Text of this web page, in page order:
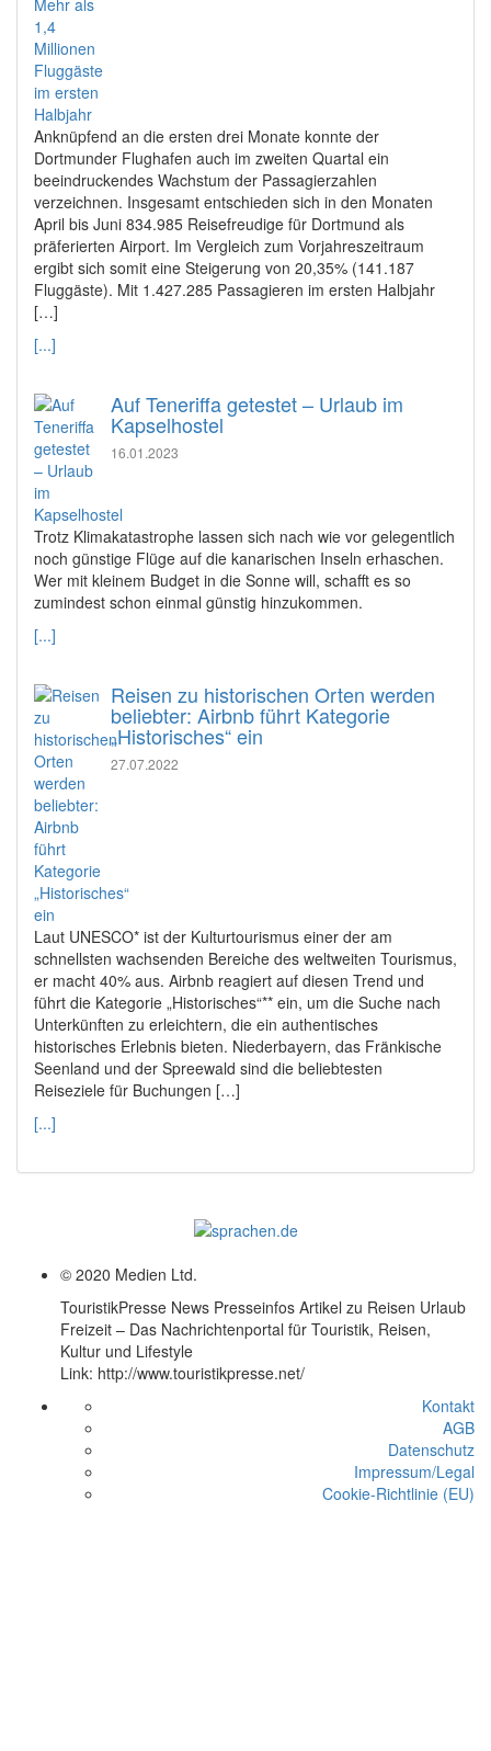
Anknüpfend an die ersten drei Monate konnte der
Dortmunder Flughafen auch im zweiten Quartal ein
beeindruckendes Wachstum der Passagierzahlen
verzeichnen. Insgesamt entschieden sich in den Monaten
April bis Juni 834.985 Reisefreudige für Dortmund als
präferierten Airport. Im Vergleich zum Vorjahreszeitraum
ergibt sich somit eine Steigerung von 20,35% (141.187
Fluggäste). Mit 1.427.285 Passagieren im ersten Halbjahr
[…]
[...]
Auf Teneriffa getestet – Urlaub im
Kapselhostel
16.01.2023
Trotz Klimakatastrophe lassen sich nach wie vor gelegentlich
noch günstige Flüge auf die kanarischen Inseln erhaschen.
Wer mit kleinem Budget in die Sonne will, schafft es so
zumindest schon einmal günstig hinzukommen.
[...]
Reisen zu historischen Orten werden
beliebter: Airbnb führt Kategorie
„Historisches“ ein
27.07.2022
Laut UNESCO* ist der Kulturtourismus einer der am
schnellsten wachsenden Bereiche des weltweiten Tourismus,
er macht 40% aus. Airbnb reagiert auf diesen Trend und
führt die Kategorie „Historisches“** ein, um die Suche nach
Unterkünften zu erleichtern, die ein authentisches
historisches Erlebnis bieten. Niederbayern, das Fränkische
Seenland und der Spreewald sind die beliebtesten
Reiseziele für Buchungen […]
[...]
© 2020 Medien Ltd.
TouristikPresse News Presseinfos Artikel zu Reisen Urlaub
Freizeit – Das Nachrichtenportal für Touristik, Reisen,
Kultur und Lifestyle
Link: http://www.touristikpresse.net/
Kontakt
AGB
Datenschutz
Impressum/Legal
Cookie-Richtlinie (EU)